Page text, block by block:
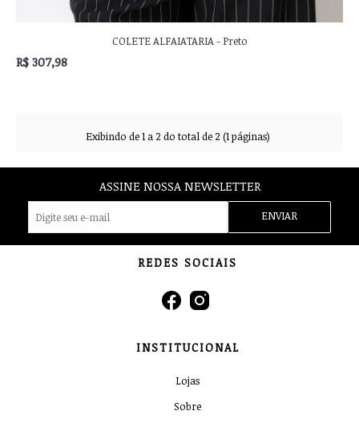
COLETE ALFAIATARIA - Preto
R$ 307,98
Exibindo de 1 a 2 do total de 2 (1 páginas)
ASSINE NOSSA NEWSLETTER
ENVIAR
REDES SOCIAIS
INSTITUCIONAL
Lojas
Sobre